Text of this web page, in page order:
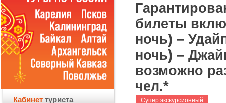
билеты
ночь) –
ночь) –
возможно
чел.*
Супер экскурсионный
Кабинет туриста